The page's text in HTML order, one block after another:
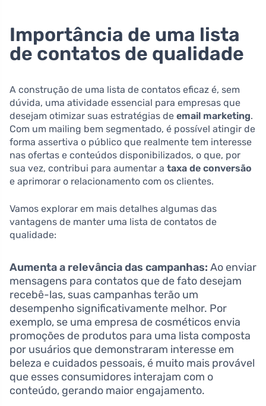
Importância de uma lista
de contatos de qualidade
A construção de uma lista de contatos eficaz é, sem
dúvida, uma atividade essencial para empresas que
desejam otimizar suas estratégias de email marketing.
Com um mailing bem segmentado, é possível atingir de
forma assertiva o público que realmente tem interesse
nas ofertas e conteúdos disponibilizados, o que, por
sua vez, contribui para aumentar a taxa de conversão
e aprimorar o relacionamento com os clientes.
Vamos explorar em mais detalhes algumas das
vantagens de manter uma lista de contatos de
qualidade:
Aumenta a relevância das campanhas: Ao enviar
mensagens para contatos que de fato desejam
recebê-las, suas campanhas terão um
desempenho significativamente melhor. Por
exemplo, se uma empresa de cosméticos envia
promoções de produtos para uma lista composta
por usuários que demonstraram interesse em
beleza e cuidados pessoais, é muito mais provável
que esses consumidores interajam com o
conteúdo, gerando maior engajamento.